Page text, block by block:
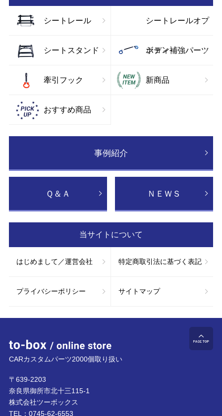
シートレール シートレールオプ
ション
シートスタンド ボディ補強パーツ
牽引フック 新商品
おすすめ商品
事例紹介
Ｑ＆Ａ ＮＥＷＳ
当サイトについて
はじめまして／運営会社 特定商取引法に基づく表記
プライバシーポリシー サイトマップ
to-box online store
CARカスタムパーツ2000個取り扱い
〒639-2203
奈良県御所市北十三115-1
株式会社ツーボックス
TEL： 0745-62-6553